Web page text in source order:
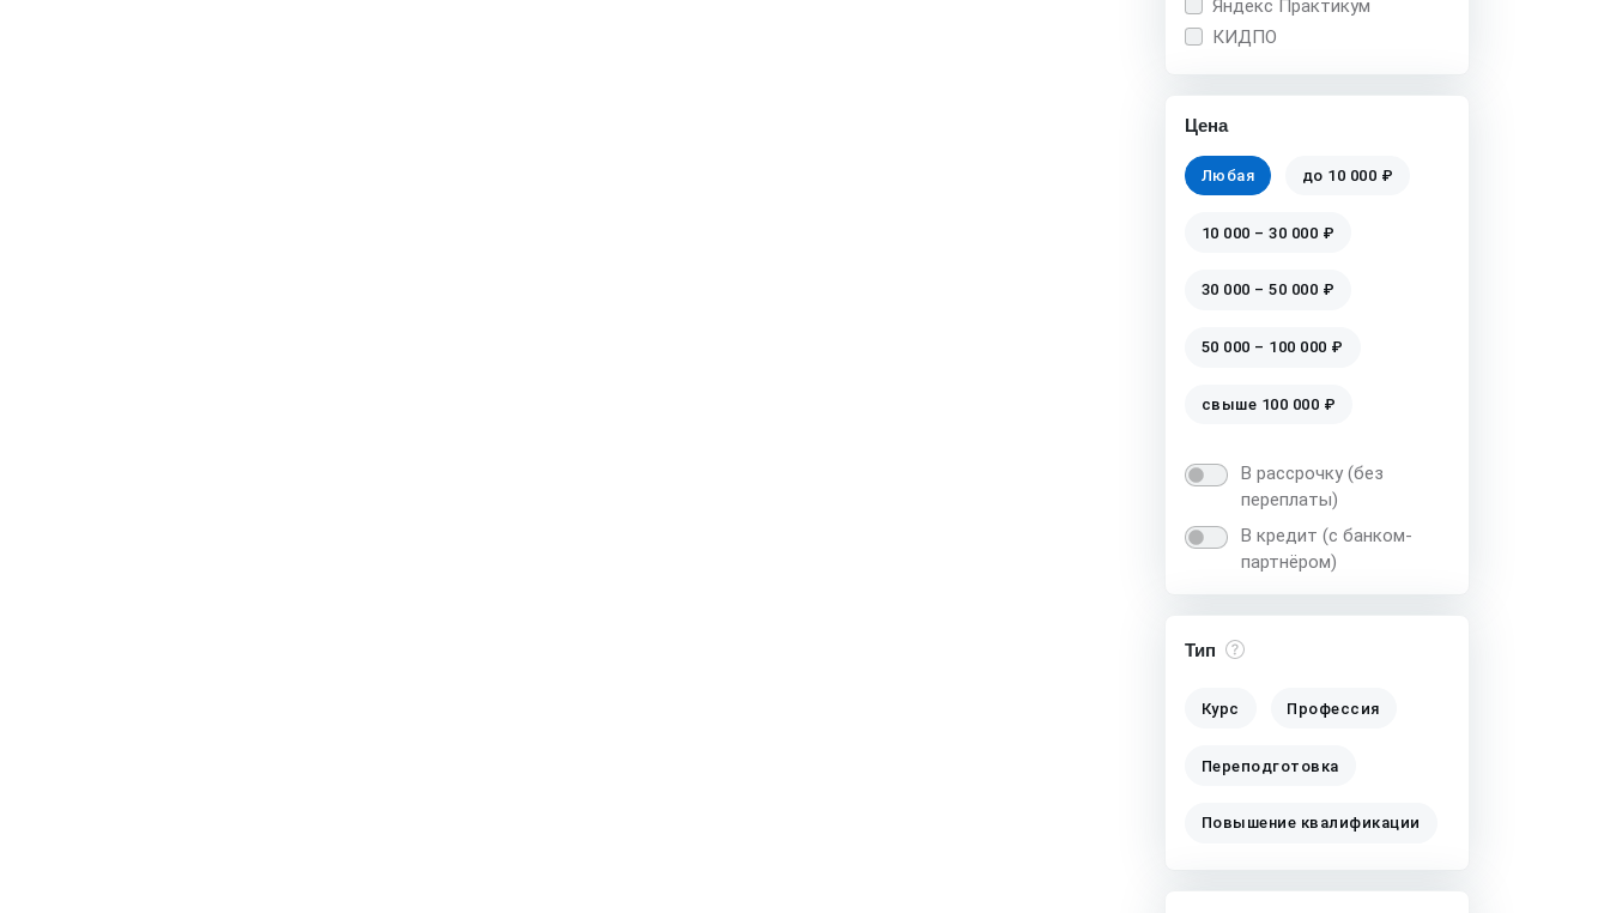
Яндекс Практикум
КИДПО
Цена
Любая до 10 000 ₽
10 000 – 30 000 ₽
30 000 – 50 000 ₽
50 000 – 100 000 ₽
свыше 100 000 ₽
В рассрочку (без
переплаты)
В кредит (с банком-
партнёром)
Тип
Курс Профессия
Переподготовка
Повышение квалификации